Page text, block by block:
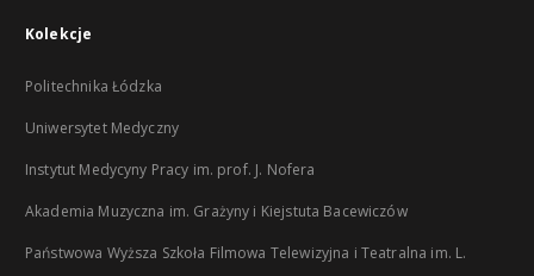
Kolekcje
Politechnika Łódzka
Uniwersytet Medyczny
Instytut Medycyny Pracy im. prof. J. Nofera
Akademia Muzyczna im. Grażyny i Kiejstuta Bacewiczów
Państwowa Wyższa Szkoła Filmowa Telewizyjna i Teatralna im. L.